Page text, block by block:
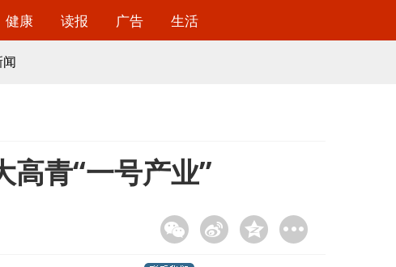
健康 读报 广告 生活
高青“一号产业”